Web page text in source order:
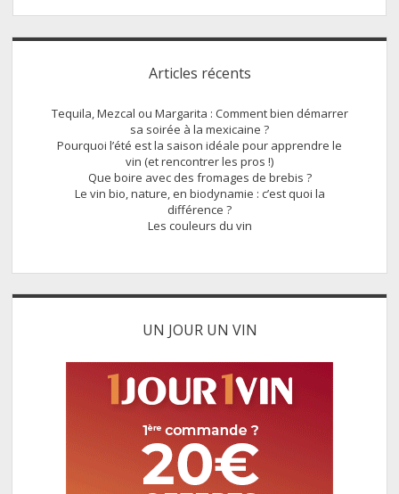
Articles récents
Tequila, Mezcal ou Margarita : Comment bien démarrer
sa soirée à la mexicaine ?
Pourquoi l’été est la saison idéale pour apprendre le
vin (et rencontrer les pros !)
Que boire avec des fromages de brebis ?
Le vin bio, nature, en biodynamie : c’est quoi la
différence ?
Les couleurs du vin
UN JOUR UN VIN